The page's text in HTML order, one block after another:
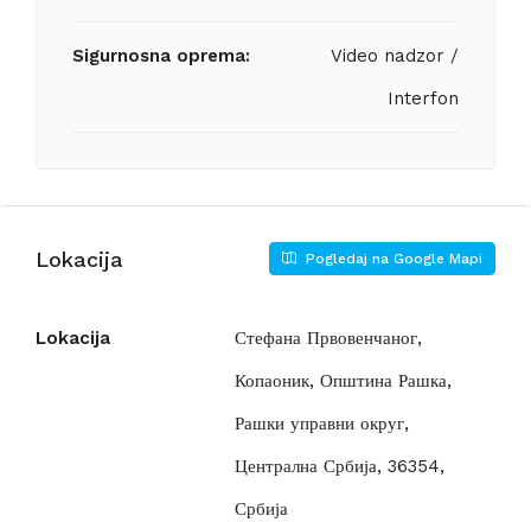
Sigurnosna oprema:
Video nadzor /
Interfon
Lokacija Pogledaj na Google Mapi
Lokacija
Стефана Првовенчаног,
Копаоник, Општина Рашка,
Рашки управни округ,
Централна Србија, 36354,
Србија